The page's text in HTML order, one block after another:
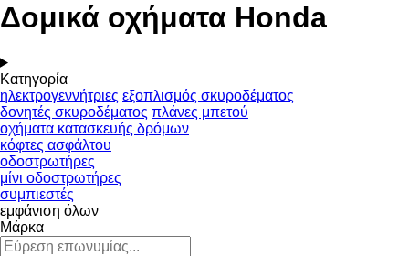
Δομικά οχήματα Honda
Κατηγορία
ηλεκτρογεννήτριες εξοπλισμός σκυροδέματος
δονητές σκυροδέματος πλάνες μπετού
οχήματα κατασκευής δρόμων
κόφτες ασφάλτου
οδοστρωτήρες
μίνι οδοστρωτήρες
συμπιεστές
εμφάνιση όλων
Μάρκα